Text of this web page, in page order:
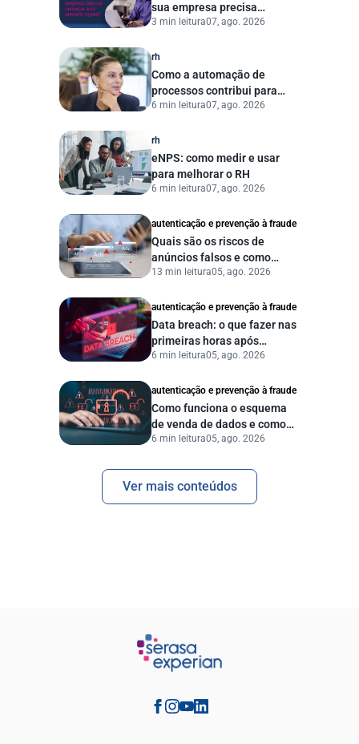
sua empresa precisa
começar a se preparar
3 min leitura07, ago. 2026
rh
Como a automação de
processos contribui para
uma gestão pública mais
6 min leitura07, ago. 2026
rh
eNPS: como medir e usar
para melhorar o RH
6 min leitura07, ago. 2026
autenticação e prevenção à fraude
Quais são os riscos de
anúncios falsos e como
proteger seu negócio?
13 min leitura05, ago. 2026
autenticação e prevenção à fraude
Data breach: o que fazer nas
primeiras horas após
vazamento de dados?
6 min leitura05, ago. 2026
autenticação e prevenção à fraude
Como funciona o esquema
de venda de dados e como
proteger sua empresa?
6 min leitura05, ago. 2026
Ver mais conteúdos